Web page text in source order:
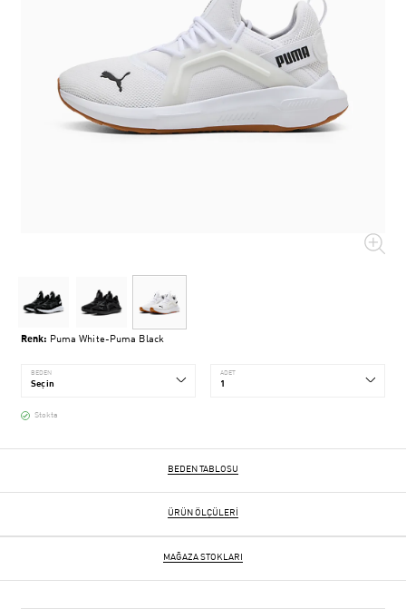
Renk: Puma White-Puma Black
BEDEN ADET
Stokta
BEDEN TABLOSU
ÜRÜN ÖLÇÜLERI
MAĞAZA STOKLARI